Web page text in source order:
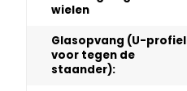
wielen
Glasopvang (U-profiel
voor tegen de
staander):